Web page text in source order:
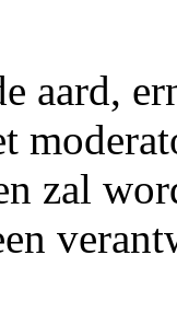
aard,
zal